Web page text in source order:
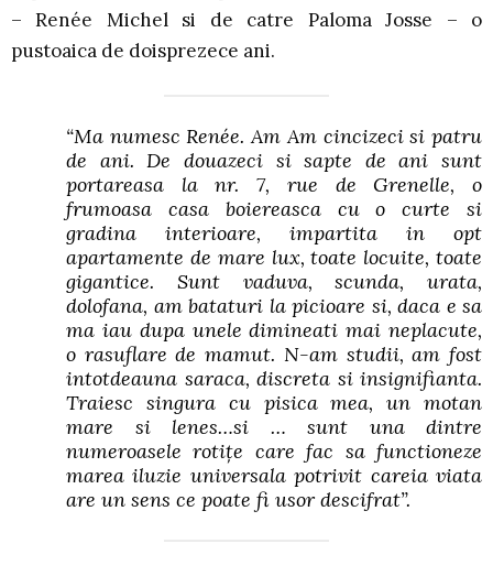
– Renée Michel si de catre Paloma Josse – o
pustoaica de doisprezece ani.
“Ma numescRenée. Am Am cincizeci si patru
de ani. De douazeci si sapte de ani sunt
portareasa la nr. 7, rue de Grenelle, o
frumoasa casa boiereasca cu o curte si
gradina interioare, impartita in opt
apartamente de mare lux, toate locuite, toate
gigantice. Sunt vaduva, scunda, urata,
dolofana, am bataturi la picioare si, daca e sa
ma iau dupa unele dimineati mai neplacute,
o rasuflare de mamut. N-am studii, am fost
intotdeauna saraca, discreta si insignifianta.
Traiesc singura cu pisica mea, un motan
mare si lenes…si … sunt una dintre
numeroasele rotiţe care fac sa functioneze
marea iluzie universala potrivit careia viata
are un sens ce poate fi usor descifrat”.